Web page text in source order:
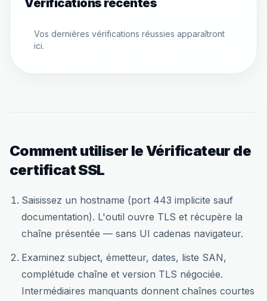
Vérifications récentes
Vos dernières vérifications réussies apparaîtront
ici.
Comment utiliser le Vérificateur de
certificat SSL
Saisissez un hostname (port 443 implicite sauf
documentation). L'outil ouvre TLS et récupère la
chaîne présentée — sans UI cadenas navigateur.
Examinez subject, émetteur, dates, liste SAN,
complétude chaîne et version TLS négociée.
Intermédiaires manquants donnent chaînes courtes